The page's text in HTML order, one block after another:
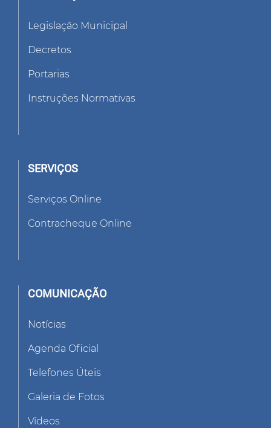
Legislação Municipal
Decretos
Portarias
Instruções Normativas
SERVIÇOS
Serviços Online
Contracheque Online
COMUNICAÇÃO
Notícias
Agenda Oficial
Telefones Úteis
Galeria de Fotos
Vídeos